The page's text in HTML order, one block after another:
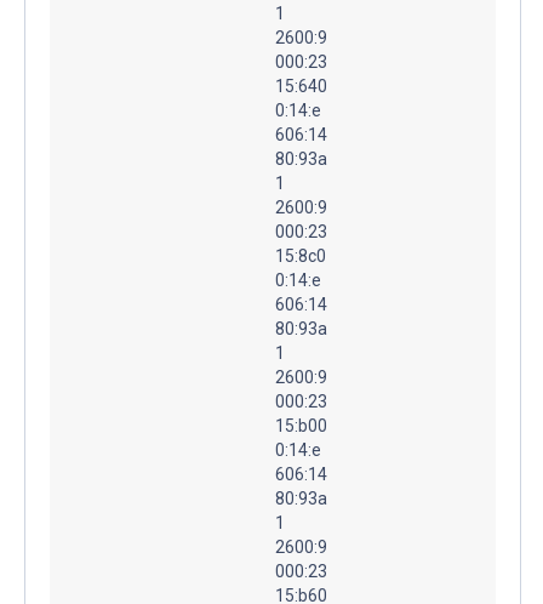
1
2600:9
000:23
15:640
0:14:e
606:14
80:93a
1
2600:9
000:23
15:8c0
0:14:e
606:14
80:93a
1
2600:9
000:23
15:b00
0:14:e
606:14
80:93a
1
2600:9
000:23
15:b60